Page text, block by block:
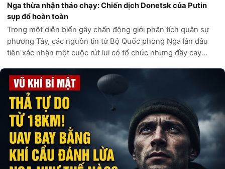
Nga thừa nhận tháo chạy: Chiến dịch Donetsk của Putin
sụp đổ hoàn toàn
Trong một diễn biến gây chấn động giới phân tích quân sự
phương Tây, các nguồn tin từ Bộ Quốc phòng Nga lần đầu
tiên xác nhận một cuộc rút lui có tổ chức nhưng đầy cay
bị rò rỉ từ nội bộ Điện...